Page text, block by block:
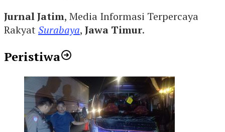
Jurnal Jatim, Media Informasi Terpercaya
RakyatSurabaya, Jawa Timur.
Peristiwa